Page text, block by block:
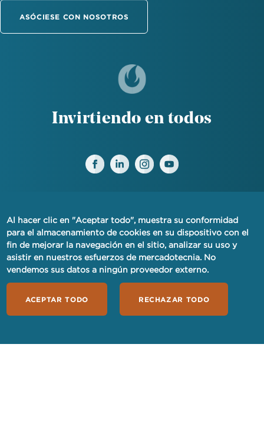
ASÓCIESE CON NOSOTROS
Invirtiendo en todos
AVISO DE PRIVACIDAD FINANCIERA
PRIVACIDAD
TÉRMINOS DE USO
Al hacer clic en "Aceptar todo", muestra su conformidad
para el almacenamiento de cookies en su dispositivo con el
fin de mejorar la navegación en el sitio, analizar su uso y
asistir en nuestros esfuerzos de mercadotecnia. No
vendemos sus datos a ningún proveedor externo.
ACEPTAR TODO RECHAZAR TODO